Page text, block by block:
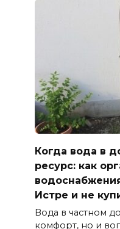
Когда вода в
ресурс: как
Истре и не
Вода в частном
комфорт, но и